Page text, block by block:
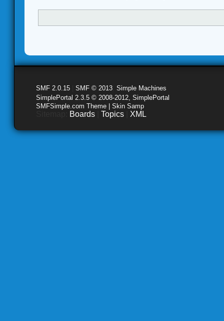
SMF 2.0.15 SMF © 2013 Simple Machines
SimplePortal 2.3.5 © 2008-2012, SimplePortal
SMFSimple.com Theme | Skin Samp
Boards Topics XML